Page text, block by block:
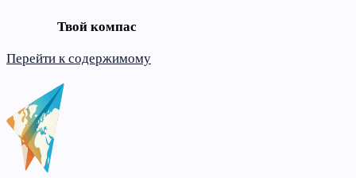
Твой компас
Перейти к содержимому